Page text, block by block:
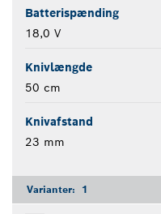
Batterispænding
18,0 V
Knivlængde
50 cm
Knivafstand
23 mm
Varianter: 1